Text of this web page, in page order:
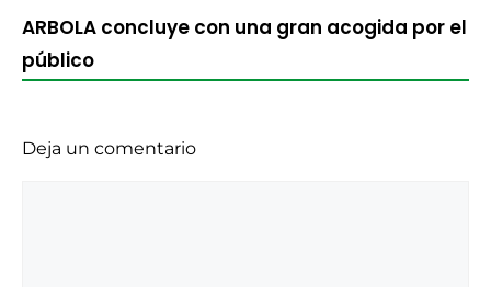
ARBOLA concluye con una gran acogida por el
público
Deja un comentario